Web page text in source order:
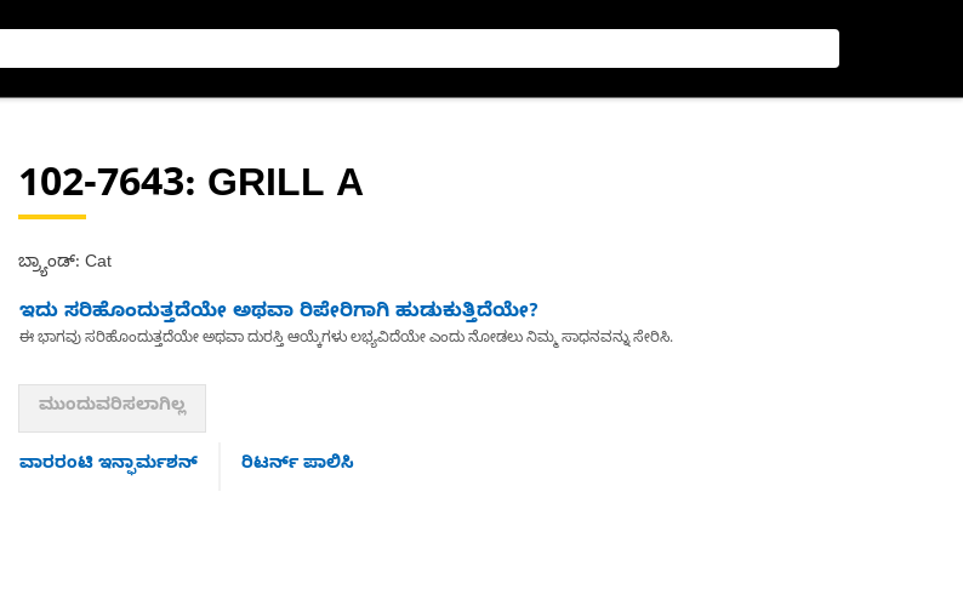
102-7643: GRILL A
ಬ್ರ್ಯಾಂಡ್: Cat
ಇದು ಸರಿಹೊಂದುತ್ತದೆಯೇ ಅಥವಾ ರಿಪೇರಿಗಾಗಿ ಹುಡುಕುತ್ತಿದೆಯೇ?
ಈ ಭಾಗವು ಸರಿಹೊಂದುತ್ತದೆಯೇ ಅಥವಾ ದುರಸ್ತಿ ಆಯ್ಕೆಗಳು ಲಭ್ಯವಿದೆಯೇ ಎಂದು ನೋಡಲು ನಿಮ್ಮ ಸಾಧನವನ್ನು ಸೇರಿಸಿ.
ಮುಂದುವರಿಸಲಾಗಿಲ್ಲ
ವಾರರಂಟಿ ಇನ್ಫಾರ್ಮಶನ್ ರಿಟರ್ನ್ ಪಾಲಿಸಿ